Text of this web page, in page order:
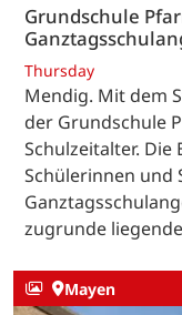
Grundschule
Thursday
Mendig. Mit dem
der Grundschule
Schulzeitalter. Die
Schülerinnen und
zugrunde
Mayen